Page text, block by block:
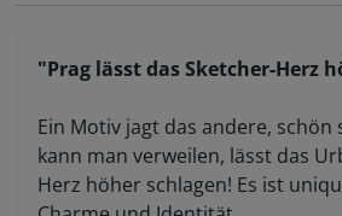
"Prag lässt das Sketcher-Herz
Ein Motiv jagt das andere, schön
kann man verweilen, lässt das
Herz höher schlagen! Es ist